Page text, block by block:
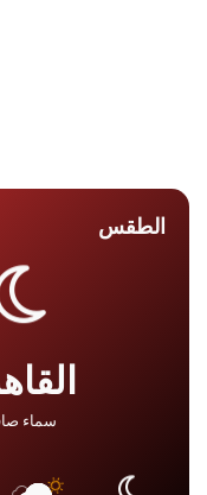
الطقس
سماء